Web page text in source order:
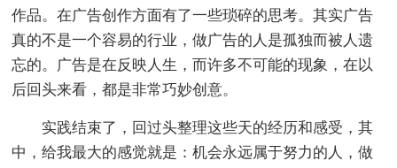
作品。在广告创作方面有了一些琐碎的思考。其实广告
真的不是一个容易的行业，做广告的人是孤独而被人遗
忘的。广告是在反映人生，而许多不可能的现象，在以
后回头来看，都是非常巧妙创意。
实践结束了，回过头整理这些天的经历和感受，其
中，给我最大的感觉就是：机会永远属于努力的人，做